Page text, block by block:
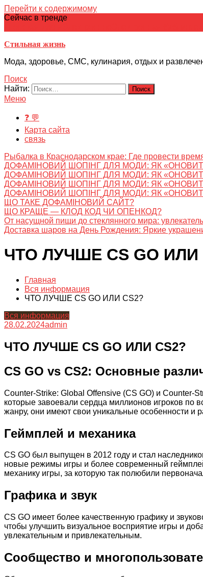
Перейти к содержимому
Сейчас в тренде
Стильная жизнь
Мода, здоровье, СМС, кулинария, отдых и
Поиск
Найти:
Меню
❓ 💬
Карта сайта
связь
Рыбалка в Краснодарском крае: Где провести
ДОФАМІНОВИЙ ШОПІНГ ДЛЯ МОДИ: ЯК
ДОФАМІНОВИЙ ШОПІНГ ДЛЯ МОДИ: ЯК
ДОФАМІНОВИЙ ШОПІНГ ДЛЯ МОДИ: ЯК
ДОФАМІНОВИЙ ШОПІНГ ДЛЯ МОДИ: ЯК
ЩО ТАКЕ ДОФАМІНОВИЙ САЙТ?
ЩО КРАЩЕ — КЛОД КОД ЧИ ОПЕНКОД?
От насущной пищи до стеклянного мира:
Доставка шаров на День Рождения: Яркие
ЧТО ЛУЧШЕ CS GO ИЛИ
Главная
Вся информация
ЧТО ЛУЧШЕ CS GO ИЛИ CS2?
Вся информация
28.02.2024admin
ЧТО ЛУЧШЕ CS GO ИЛИ CS2?
CS GO vs CS2: Основные
Counter-Strike: Global Offensive (CS GO) и Counter-
которые завоевали сердца миллионов игроков по
жанру, они имеют свои уникальные особенности и
Геймплей и механика
CS GO был выпущен в 2012 году и стал
новые режимы игры и более современный
механику игры, за которую так полюбили
Графика и звук
CS GO имеет более качественную графику и
чтобы улучшить визуальное восприятие игры и
увлекательным и привлекательным.
Сообщество и